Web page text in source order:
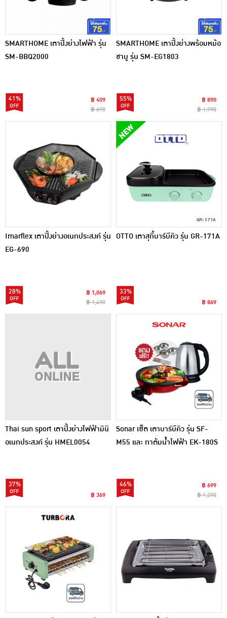
SMARTHOME เตาปิ้งย่างไฟฟ้า รุ่น
SM-BBQ2000
41%
฿ 409
฿ 690
SMARTHOME เตาปิ้งย่างพร้อมหม้อ
ชาบู รุ่น SM-EG1803
55%
฿ 890
฿ 1,990
Imarflex เตาปิ้งย่างอเนกประสงค์ รุ่น
EG-690
28%
฿ 1,069
฿ 1,490
OTTO เตาสุกี้บาร์บีคิว รุ่น GR-171A
33%
฿ 869
Thai sun sport เตาปิ้งย่างไฟฟ้ามินิ
อเนกประสงค์ รุ่น HMEL0054
37%
฿ 369
Sonar เซ็ต เตาบาร์บีคิว รุ่น SF-
M55 และ กาต้มน้ำไฟฟ้า EK-180S
46%
฿ 699
฿ 1,290